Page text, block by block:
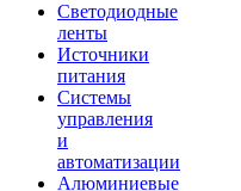
Светодиодные
ленты
Источники
питания
Системы
управления
и
автоматизации
Алюминиевые